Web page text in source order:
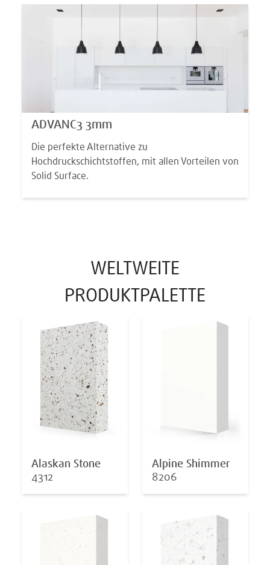
ADVANC3 3mm
Die perfekte Alternative zu
Hochdruckschichtstoffen, mit allen Vorteilen von
Solid Surface.
WELTWEITE
PRODUKTPALETTE
Alaskan Stone
4312
Alpine Shimmer
8206